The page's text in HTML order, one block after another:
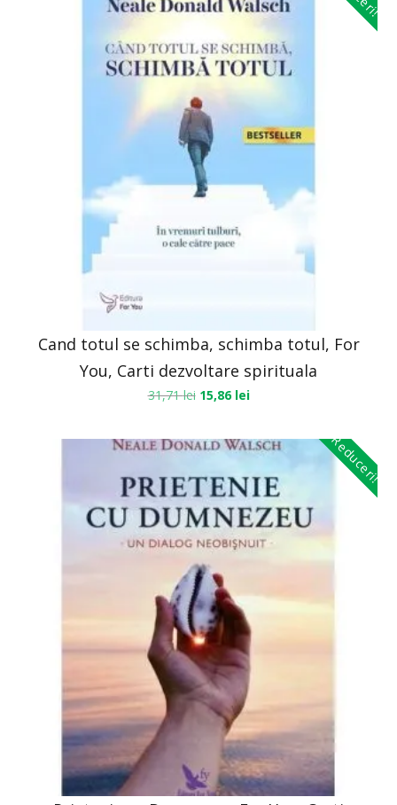
Cand totul se schimba, schimba totul, For
You, Carti dezvoltare spirituala
31,71lei 15,86 lei
Reduceri!